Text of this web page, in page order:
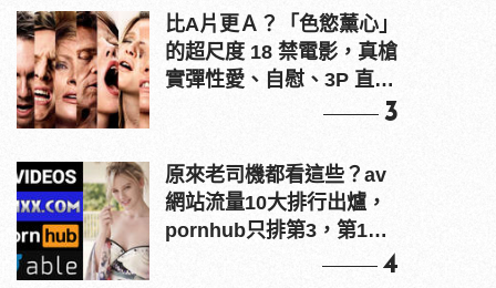
比A片更Ａ？「色慾薰心」
的超尺度 18 禁電影，真槍
實彈性愛、自慰、3P 直接
3
原來老司機都看這些？av
網站流量10大排行出爐，
pornhub只排第3，第1名
4